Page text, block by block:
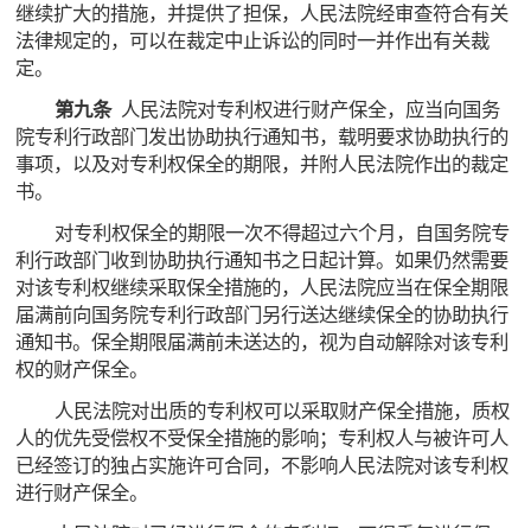
继续扩大的措施，并提供了担保，人民法院经审查符合有关
法律规定的，可以在裁定中止诉讼的同时一并作出有关裁
定。
第九条 人民法院对专利权进行财产保全，应当向国务
院专利行政部门发出协助执行通知书，载明要求协助执行的
事项，以及对专利权保全的期限，并附人民法院作出的裁定
书。
对专利权保全的期限一次不得超过六个月，自国务院专
利行政部门收到协助执行通知书之日起计算。如果仍然需要
对该专利权继续采取保全措施的，人民法院应当在保全期限
届满前向国务院专利行政部门另行送达继续保全的协助执行
通知书。保全期限届满前未送达的，视为自动解除对该专利
权的财产保全。
人民法院对出质的专利权可以采取财产保全措施，质权
人的优先受偿权不受保全措施的影响；专利权人与被许可人
已经签订的独占实施许可合同，不影响人民法院对该专利权
进行财产保全。